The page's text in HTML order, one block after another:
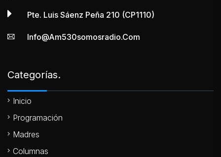
Pte. Luis Sáenz Peña 210 (CP1110)
Info@am530somosradio.com
Categorías.
Inicio
Programación
Madres
Columnas